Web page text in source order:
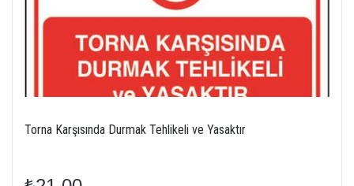
Torna Karşısında Durmak Tehlikeli ve Yasaktır